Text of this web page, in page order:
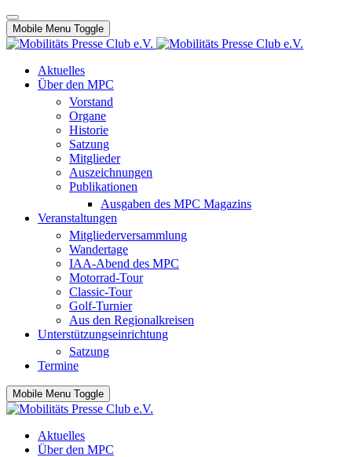
Mobile Menu Toggle
Aktuelles
Über den MPC
Vorstand
Organe
Historie
Satzung
Mitglieder
Auszeichnungen
Publikationen
Ausgaben des MPC Magazins
Veranstaltungen
Mitgliederversammlung
Wandertage
IAA-Abend des MPC
Motorrad-Tour
Classic-Tour
Golf-Turnier
Aus den Regionalkreisen
Unterstützungseinrichtung
Satzung
Termine
Mobile Menu Toggle
Aktuelles
Über den MPC